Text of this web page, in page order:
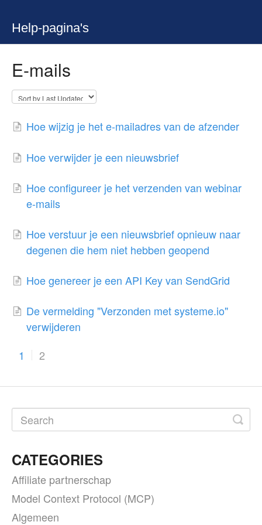
Help-pagina's
E-mails
Hoe wijzig je het e-mailadres van de afzender
Hoe verwijder je een nieuwsbrief
Hoe configureer je het verzenden van webinar
e-mails
Hoe verstuur je een nieuwsbrief opnieuw naar
degenen die hem niet hebben geopend
Hoe genereer je een API Key van SendGrid
De vermelding "Verzonden met systeme.io"
verwijderen
1
2
CATEGORIES
Affiliate partnerschap
Model Context Protocol (MCP)
Algemeen